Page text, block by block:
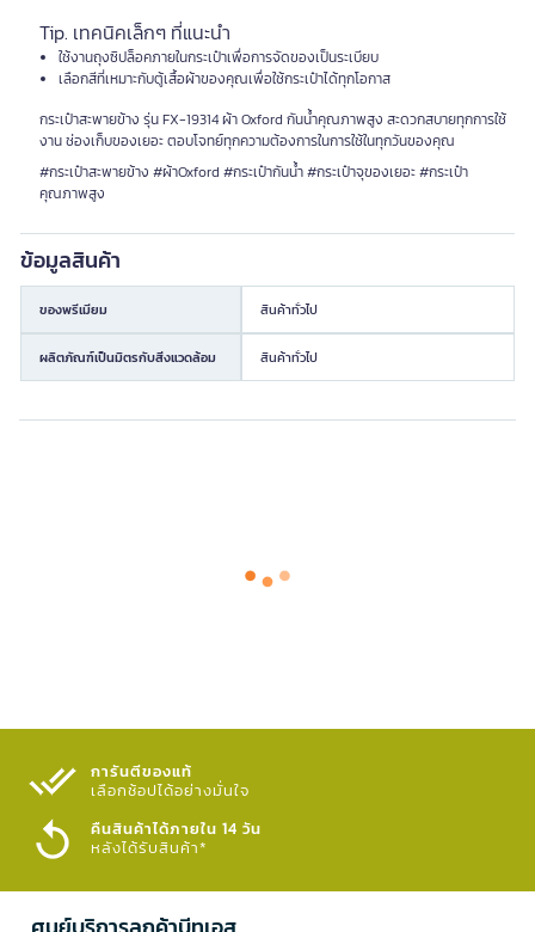
Tip. เทคนิคเล็กๆ ที่แนะนำ
ใช้งานถุงซิปล็อคภายในกระเป๋าเพื่อการจัดของเป็นระเบียบ
เลือกสีที่เหมาะกับตู้เสื้อผ้าของคุณเพื่อใช้กระเป๋าได้ทุกโอกาส
กระเป๋าสะพายข้าง รุ่น FX-19314 ผ้า Oxford กันน้ำคุณภาพสูง สะดวกสบายทุกการใช้
งาน ช่องเก็บของเยอะ ตอบโจทย์ทุกความต้องการในการใช้ในทุกวันของคุณ
#กระเป๋าสะพายข้าง #ผ้าOxford #กระเป๋ากันน้ำ #กระเป๋าจุของเยอะ #กระเป๋า
คุณภาพสูง
ข้อมูลสินค้า
ของพรีเมียม สินค้าทั่วไป
ผลิตภัณฑ์เป็นมิตรกับสิ่งแวดล้อม สินค้าทั่วไป
การันตีของแท้
เลือกช้อปได้อย่างมั่นใจ​
คืนสินค้าได้ภายใน 14 วัน
หลังได้รับสินค้า*